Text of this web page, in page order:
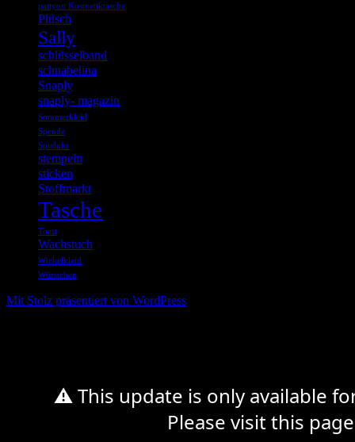
pattyoo Kosmetiktasche
Plüsch
Sally
schlüsselband
schnabelina
Snaply
snaply- magazin
Sommerkleid
Spende
Spieluhr
stempeln
sticken
Stoffmarkt
Tasche
Toast
Wachstuch
Wickelkleid
Würstchen
Mit Stolz präsentiert von WordPress
⚠ This update is only available
Please visit this